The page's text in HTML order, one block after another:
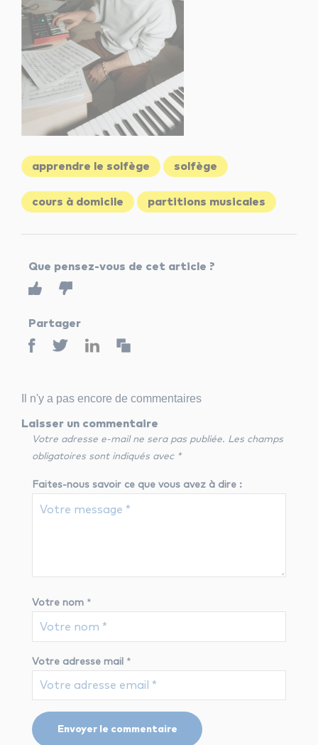
apprendre le solfège solfège
cours à domicile partitions musicales
Que pensez-vous de cet article ?
Partager
Il n'y a pas encore de commentaires
Laisser un commentaire
Votre adresse e-mail ne sera pas publiée. Les champs
obligatoires sont indiqués avec *
Faites-nous savoir ce que vous avez à dire :
Votre nom *
Votre adresse mail *